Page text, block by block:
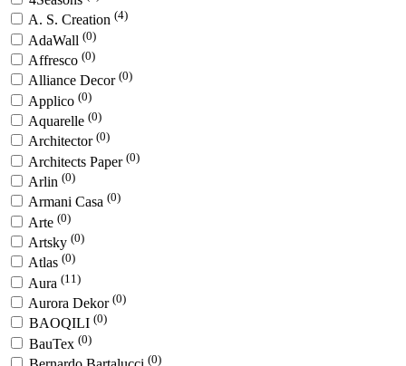
A. S. Creation (4)
AdaWall (0)
Affresco (0)
Alliance Decor (0)
Applico (0)
Aquarelle (0)
Architector (0)
Architects Paper (0)
Arlin (0)
Armani Casa (0)
Arte (0)
Artsky (0)
Atlas (0)
Aura (11)
Aurora Dekor (0)
BAOQILI (0)
BauTex (0)
(0)